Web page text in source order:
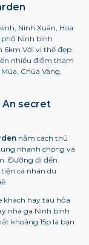
Ninh Xuân, Hoa
phố Ninh bình
6km.Với vị thế đẹp
nhiều điểm tham
Chùa Vàng,
An secret
nằm cách thủ
nhanh chóng và
Đường đi đến
cá nhân du
khách hay tàu hỏa
nhà ga Ninh bình
khoảng 15p là bạn